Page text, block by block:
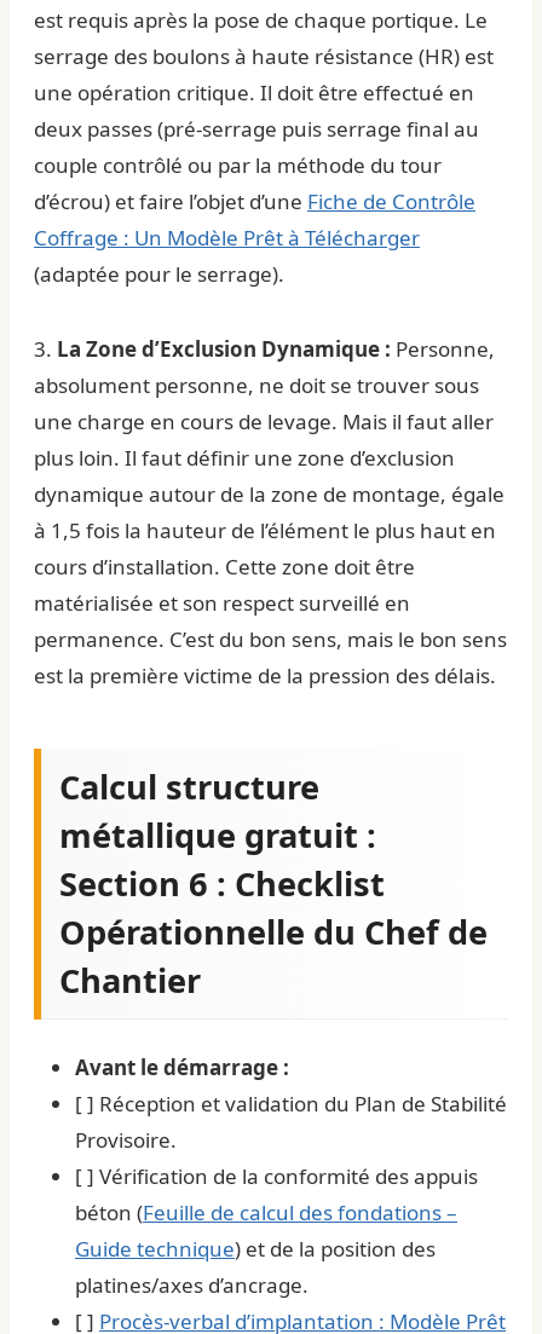
est requis après la pose de chaque portique. Le
serrage des boulons à haute résistance (HR) est
une opération critique. Il doit être effectué en
deux passes (pré-serrage puis serrage final au
couple contrôlé ou par la méthode du tour
d’écrou) et faire l’objet d’une Fiche de Contrôle
Coffrage : Un Modèle Prêt à Télécharger
(adaptée pour le serrage).
3. La Zone d’Exclusion Dynamique : Personne,
absolument personne, ne doit se trouver sous
une charge en cours de levage. Mais il faut aller
plus loin. Il faut définir une zone d’exclusion
dynamique autour de la zone de montage, égale
à 1,5 fois la hauteur de l’élément le plus haut en
cours d’installation. Cette zone doit être
matérialisée et son respect surveillé en
permanence. C’est du bon sens, mais le bon sens
est la première victime de la pression des délais.
Calcul structure
métallique gratuit :
Section 6 : Checklist
Opérationnelle du Chef de
Chantier
Avant le démarrage :
[ ] Réception et validation du Plan de Stabilité
Provisoire.
[ ] Vérification de la conformité des appuis
béton (Feuille de calcul des fondations –
Guide technique) et de la position des
platines/axes d’ancrage.
[ ] Procès-verbal d’implantation : Modèle Prêt